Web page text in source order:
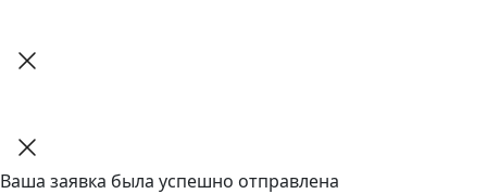
Ваша заявка была успешно отправлена